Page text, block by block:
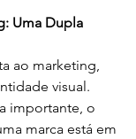
Uma Dupla
ao marketing,
visual.
importante, o
marca está em